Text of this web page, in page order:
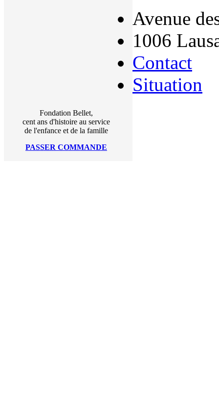
Fondation Bellet,
cent ans d'histoire au service
de l'enfance et de la famille
PASSER COMMANDE
Avenue
1006
Contact
Situation